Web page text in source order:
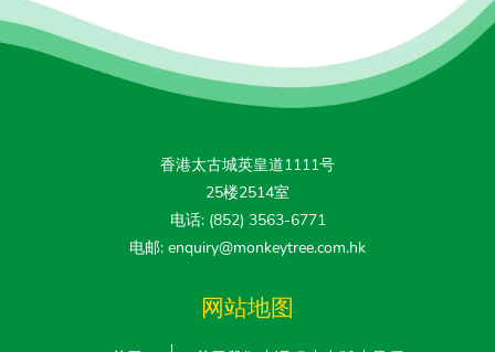
香港太古城英皇道1111号
25楼2514室
电话: (852) 3563-6771
电邮: enquiry@monkeytree.com.hk
网站地图